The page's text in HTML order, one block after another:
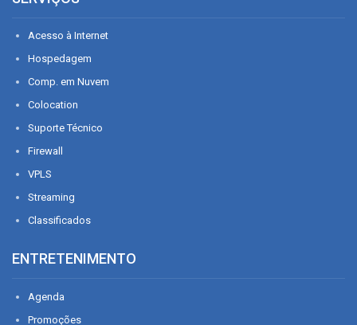
Acesso à Internet
Hospedagem
Comp. em Nuvem
Colocation
Suporte Técnico
Firewall
VPLS
Streaming
Classificados
ENTRETENIMENTO
Agenda
Promoções